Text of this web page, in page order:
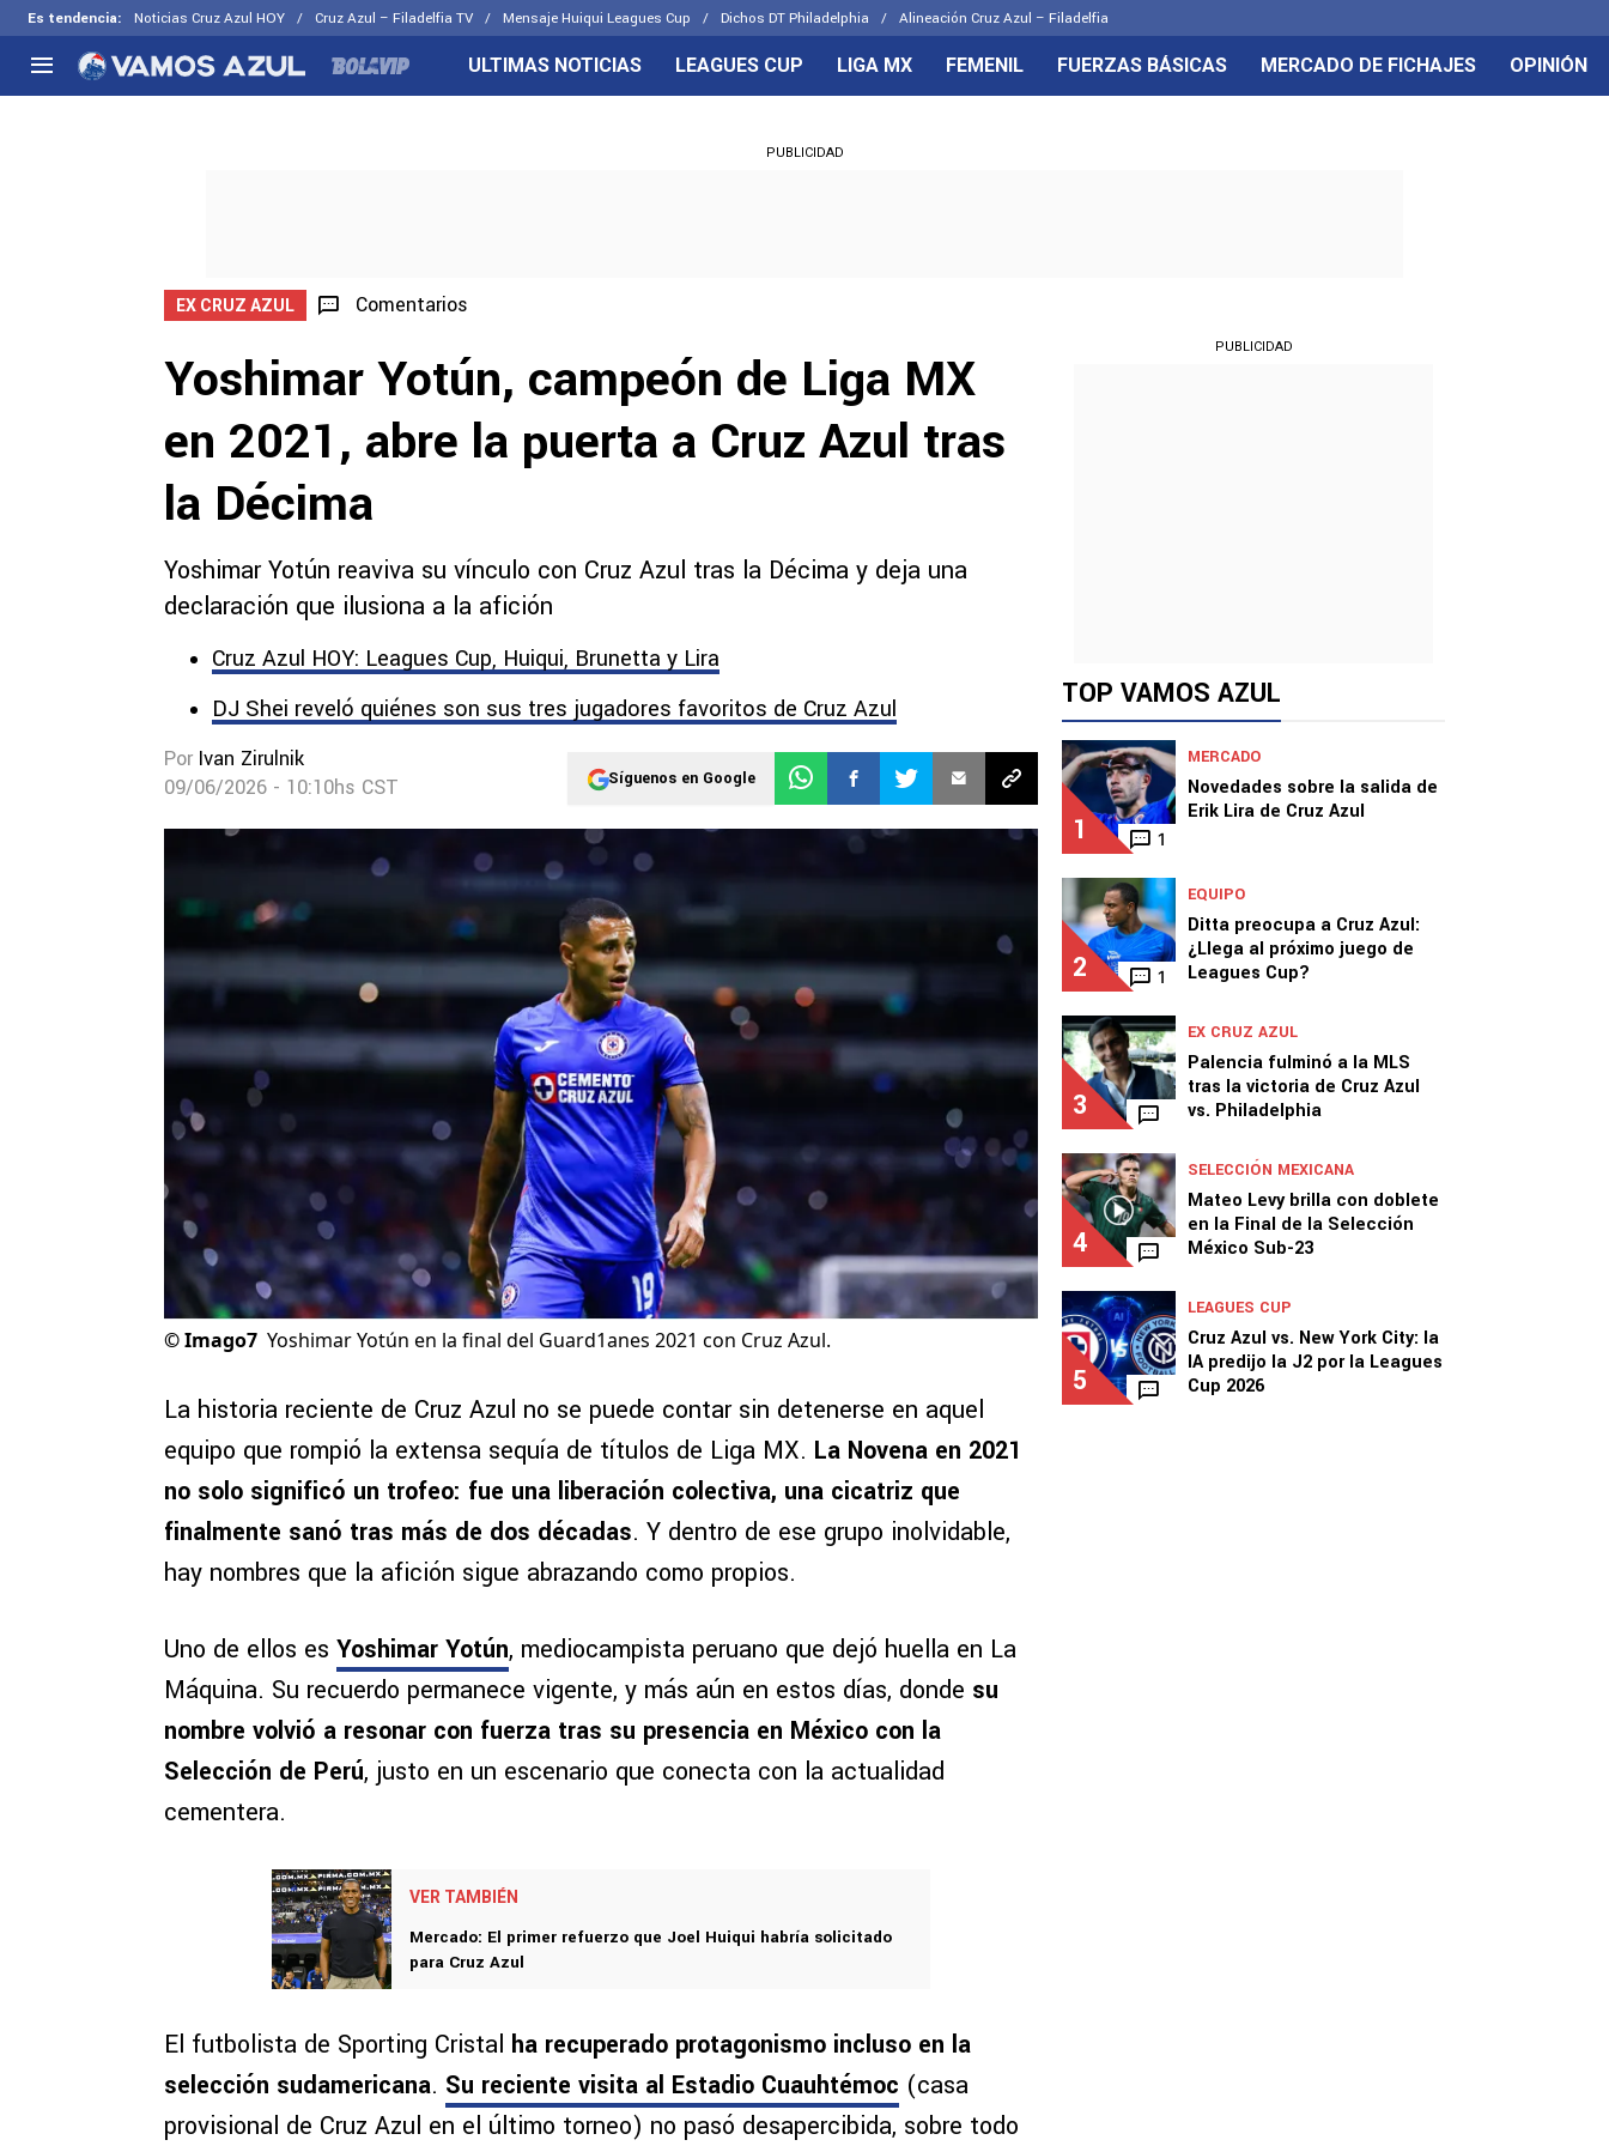
Es tendencia: Noticias Cruz Azul HOY Cruz Azul – Filadelfia TV Mensaje Huiqui Leagues Cup Dichos DT Philadelphia Alineación Cruz Azul – Filadelfia
Selección Mexicana
CELESTES
ULTIMAS NOTICIAS LEAGUES CUP LIGA MX FEMENIL FUERZAS BÁSICAS MERCADO DE FICHAJES OPINIÓN
PUBLICIDAD
EX CRUZ AZUL Comentarios
Yoshimar Yotún, campeón de Liga MX
en 2021, abre la puerta a Cruz Azul tras
la Décima
Yoshimar Yotún reaviva su vínculo con Cruz Azul tras la Décima y deja una
declaración que ilusiona a la afición
Cruz Azul HOY: Leagues Cup, Huiqui, Brunetta y Lira
DJ Shei reveló quiénes son sus tres jugadores favoritos de Cruz Azul
Por Ivan Zirulnik
09/06/2026 - 10:10hs CST
Síguenos en Google
©Imago7 Yoshimar Yotún en la final del Guard1anes 2021 con Cruz Azul.
La historia reciente de Cruz Azul no se puede contar sin detenerse en aquel
equipo que rompió la extensa sequía de títulos de Liga MX. La Novena en 2021
no solo significó un trofeo: fue una liberación colectiva, una cicatriz que
finalmente sanó tras más de dos décadas. Y dentro de ese grupo inolvidable,
hay nombres que la afición sigue abrazando como propios.
Uno de ellos es Yoshimar Yotún, mediocampista peruano que dejó huella en La
Máquina. Su recuerdo permanece vigente, y más aún en estos días, donde su
nombre volvió a resonar con fuerza tras su presencia en México con la
Selección de Perú, justo en un escenario que conecta con la actualidad
cementera.
VER TAMBIÉN
Mercado: El primer refuerzo que Joel Huiqui habría solicitado
para Cruz Azul
El futbolista de Sporting Cristal ha recuperado protagonismo incluso en la
selección sudamericana. Su reciente visita al Estadio Cuauhtémoc (casa
provisional de Cruz Azul en el último torneo) no pasó desapercibida, sobre todo
PUBLICIDAD
TOP VAMOS AZUL
1 1
MERCADO
Novedades sobre la salida de
Erik Lira de Cruz Azul
2 1
EQUIPO
Ditta preocupa a Cruz Azul:
¿Llega al próximo juego de
Leagues Cup?
3
EX CRUZ AZUL
Palencia fulminó a la MLS
tras la victoria de Cruz Azul
vs. Philadelphia
4
SELECCIÓN MEXICANA
Mateo Levy brilla con doblete
en la Final de la Selección
México Sub-23
5
LEAGUES CUP
Cruz Azul vs. New York City: la
IA predijo la J2 por la Leagues
Cup 2026